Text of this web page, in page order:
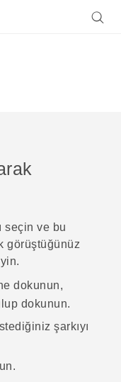
seçin ve bu
görüştüğünüz
dokunun,
dokunun.
şarkıyı